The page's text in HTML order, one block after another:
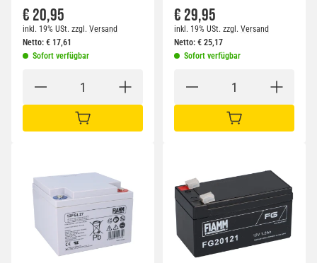
€ 20,95
inkl. 19% USt. zzgl. Versand
Netto: € 17,61
Sofort verfügbar
IN DEN WARENKORB
€ 29,95
inkl. 19% USt. zzgl. Versand
Netto: € 25,17
Sofort verfügbar
IN DEN WARENKORB